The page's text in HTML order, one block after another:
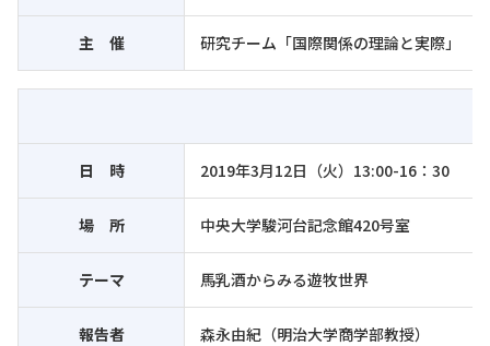
主 催 研究チーム「国際関係の理論と実際」
日 時 2019年3月12日（火）13:00-16：30
場 所 中央大学駿河台記念館420号室
テーマ 馬乳酒からみる遊牧世界
報告者 森永由紀（明治大学商学部教授）